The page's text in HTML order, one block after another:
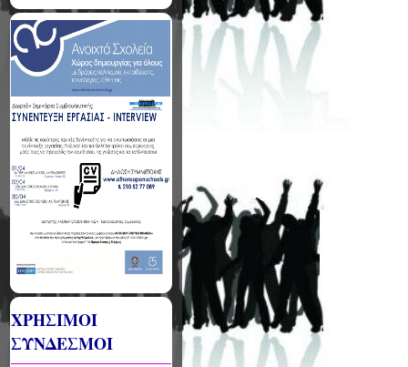
ΧΡΗΣΙΜΟΙ
ΣΥΝΔΕΣΜΟΙ